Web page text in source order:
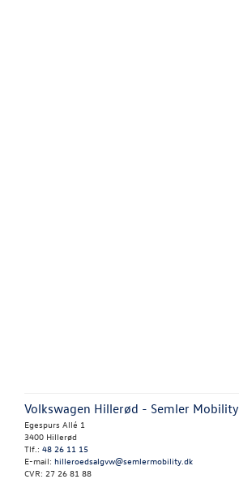
Volkswagen Hillerød - Semler Mobility
Egespurs Allé 1
3400 Hillerød
Tlf.: 48 26 11 15
E-mail: hilleroedsalgvw@semlermobility.dk
CVR: 27 26 81 88